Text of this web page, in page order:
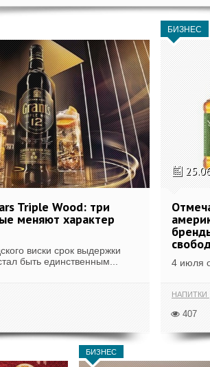
Triple Wood: три
меняют характер
виски срок выдержки
быть единственным...
БИЗНЕС
4 июля
НАПИТКИ
407
БИЗНЕС